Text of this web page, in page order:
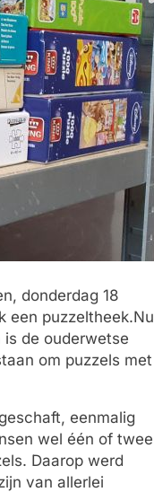
donderdag 18
een puzzeltheek.Nu
de ouderwetse
om puzzels met
eenmalig
wel één of twee
Daarop werd
van allerlei